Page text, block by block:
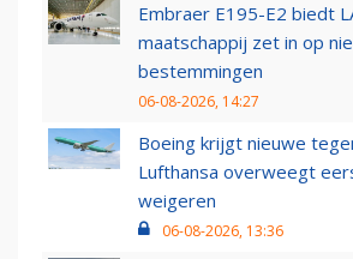
Embraer E195-E2 biedt
maatschappij zet in op
bestemmingen
06-08-2026, 14:27
Boeing krijgt nieuwe
Lufthansa overweegt
weigeren
06-08-2026, 13:36